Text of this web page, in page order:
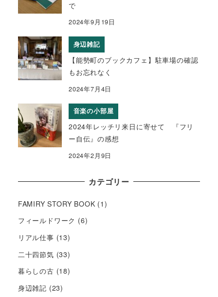
で
2024年9月19日
身辺雑記
【能勢町のブックカフェ】駐車場の確認
もお忘れなく
2024年7月4日
音楽の小部屋
2024年レッチリ来日に寄せて 『フリ
ー自伝』の感想
2024年2月9日
カテゴリー
FAMIRY STORY BOOK (1)
フィールドワーク (6)
リアル仕事 (13)
二十四節気 (33)
暮らしの古 (18)
身辺雑記 (23)